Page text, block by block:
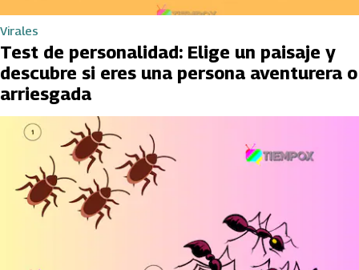
Virales
Test de personalidad: Elige un paisaje y
descubre si eres una persona aventurera o
arriesgada